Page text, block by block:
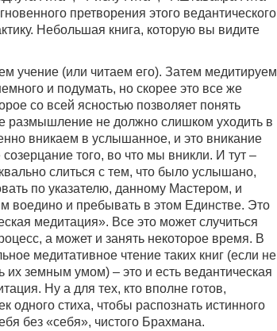
претворения этого ведантического
Небольшая книга, которую вы видите
учение (или читаем его). Затем медитируем
и подумать, но скорее это все же
со всей ясностью позволяет понять
размышление не должно слишком уходить в
вникаем в услышанное, и это вникание
того, во что мы вникли. И тут –
слиться с тем, что было услышано,
по указателю, данному Мастером, и
воедино и пребывать в этом Единстве. Это
медитация». Все это может случиться
а может и занять некоторое время. В
медитативное чтение таких книг (если не
их земным умом) – это и есть ведантическая
Ну а для тех, кто вполне готов,
одного стиха, чтобы распознать истинного
без «себя», чистого Брахмана.